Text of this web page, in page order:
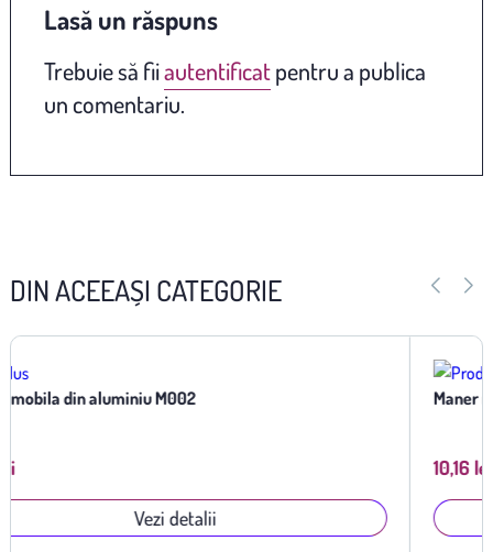
Lasă un răspuns
Trebuie să fiiautentificatpentru a publica
un comentariu.
DIN ACEEAȘI CATEGORIE
Maner mobila M003 Aluminiu